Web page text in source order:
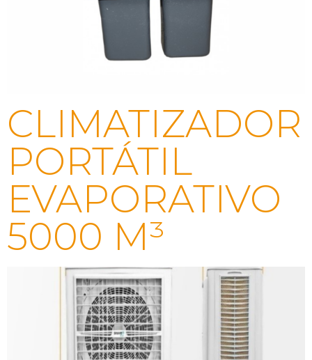
CLIMATIZADOR
PORTÁTIL
EVAPORATIVO
5000 M³